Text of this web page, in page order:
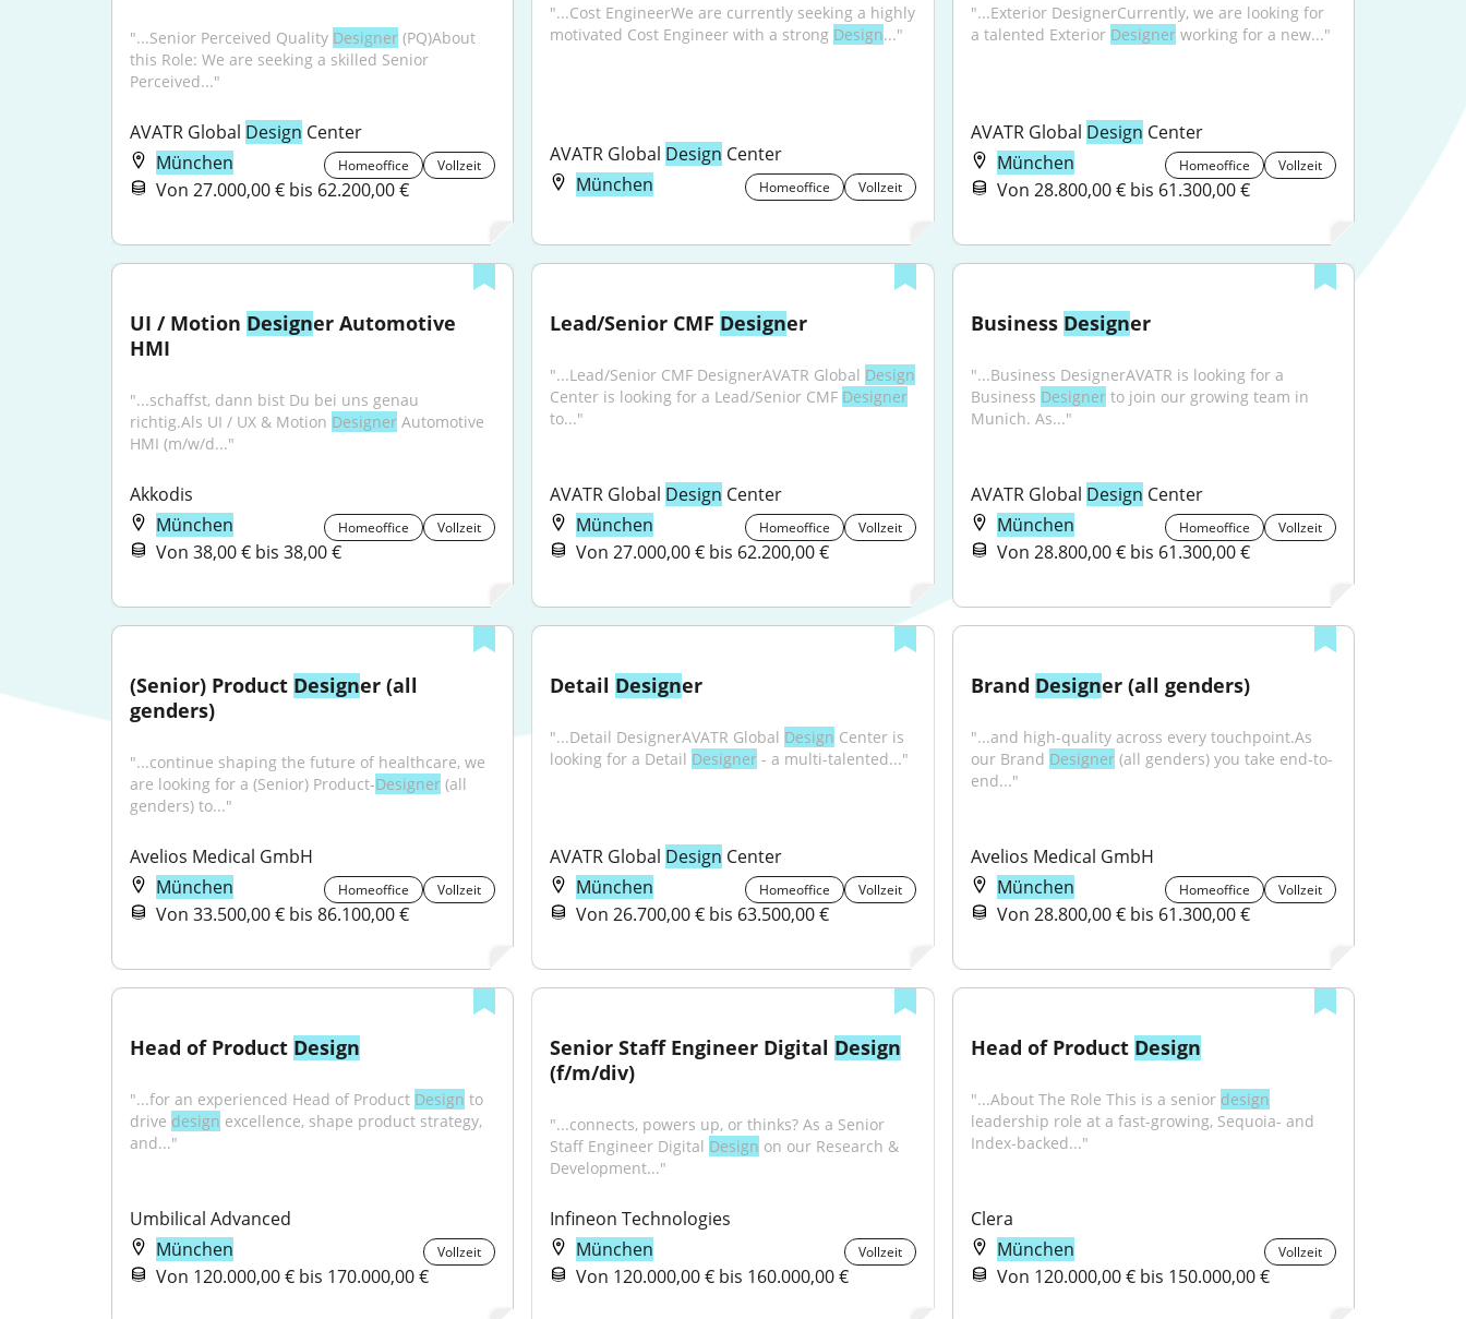
"...Senior Perceived Quality Designer (PQ)About
this Role: We are seeking a skilled Senior
Perceived..."
AVATR Global Design Center
München
Homeoffice Vollzeit
Von 27.000,00 € bis 62.200,00 €
"...Cost EngineerWe are currently seeking a highly
motivated Cost Engineer with a strong Design..."
AVATR Global Design Center
München
Homeoffice Vollzeit
"...Exterior DesignerCurrently, we are looking for
a talented Exterior Designer working for a new..."
AVATR Global Design Center
München
Homeoffice Vollzeit
Von 28.800,00 € bis 61.300,00 €
UI / Motion Designer Automotive
HMI
"...schaffst, dann bist Du bei uns genau
richtig.Als UI / UX & Motion Designer Automotive
HMI (m/w/d..."
Akkodis
München
Homeoffice Vollzeit
Von 38,00 € bis 38,00 €
Lead/Senior CMF Designer
"...Lead/Senior CMF DesignerAVATR Global Design
Center is looking for a Lead/Senior CMF Designer
to..."
AVATR Global Design Center
München
Homeoffice Vollzeit
Von 27.000,00 € bis 62.200,00 €
Business Designer
"...Business DesignerAVATR is looking for a
Business Designer to join our growing team in
Munich. As..."
AVATR Global Design Center
München
Homeoffice Vollzeit
Von 28.800,00 € bis 61.300,00 €
(Senior) Product Designer (all
genders)
"...continue shaping the future of healthcare, we
are looking for a (Senior) Product-Designer (all
genders) to..."
Avelios Medical GmbH
München
Homeoffice Vollzeit
Von 33.500,00 € bis 86.100,00 €
Detail Designer
"...Detail DesignerAVATR Global Design Center is
looking for a Detail Designer - a multi-talented..."
AVATR Global Design Center
München
Homeoffice Vollzeit
Von 26.700,00 € bis 63.500,00 €
Brand Designer (all genders)
"...and high-quality across every touchpoint.As
our Brand Designer (all genders) you take end-to-
end..."
Avelios Medical GmbH
München
Homeoffice Vollzeit
Von 28.800,00 € bis 61.300,00 €
Head of Product Design
"...for an experienced Head of Product Design to
drive design excellence, shape product strategy,
and..."
Umbilical Advanced
München
Vollzeit
Von 120.000,00 € bis 170.000,00 €
Senior Staff Engineer Digital Design
(f/m/div)
"...connects, powers up, or thinks? As a Senior
Staff Engineer Digital Design on our Research &
Development..."
Infineon Technologies
München
Vollzeit
Von 120.000,00 € bis 160.000,00 €
Head of Product Design
"...About The Role This is a senior design
leadership role at a fast-growing, Sequoia- and
Index-backed..."
Clera
München
Vollzeit
Von 120.000,00 € bis 150.000,00 €